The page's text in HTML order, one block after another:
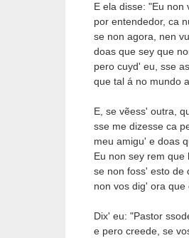
E ela disse: "Eu non
por entendedor, ca
se non
doas que sey que
pero cuyd' eu, sse
que tal á no mundo
E, se vẽess' outra,
sse me
meu amigu' e doas
Eu non sey rem que
se non foss' esto de
non vos dig' ora que
Dix' eu: "Pastor
e pero creede, se